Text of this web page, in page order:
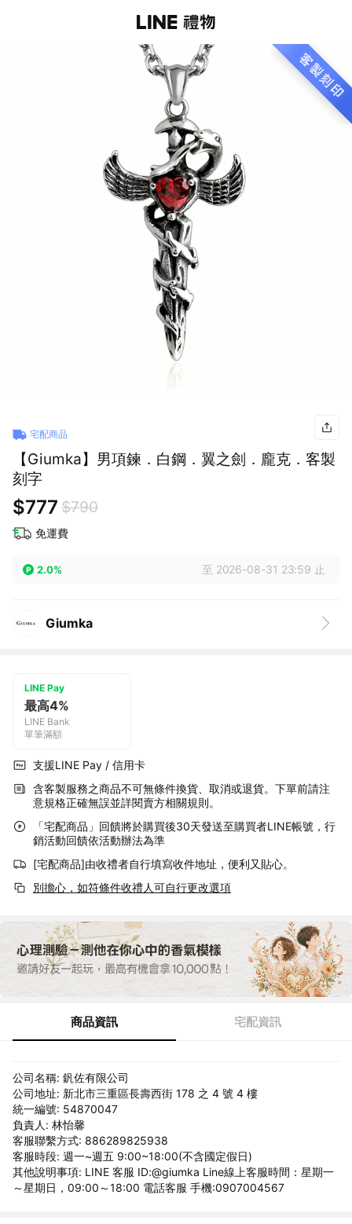
宅配商品
【Giumka】男項鍊．白鋼．翼之劍．龐克．客製
刻字
$777 $790
免運費
2.0% 至 2026-08-31 23:59 止
Giumka
LINE Pay
最高4%
LINE Bank
單筆滿額
支援LINE Pay / 信用卡
含客製服務之商品不可無條件換貨、取消或退貨。下單前請注
意規格正確無誤並詳閱賣方相關規則。
「宅配商品」回饋將於購買後30天發送至購買者LINE帳號，行
銷活動回饋依活動辦法為準
[宅配商品]由收禮者自行填寫收件地址，便利又貼心。
別擔心，如符條件收禮人可自行更改選項
商品資訊 宅配資訊
公司名稱: 釩佐有限公司
公司地址: 新北市三重區長壽西街 178 之 4 號 4 樓
統一編號: 54870047
負責人: 林怡馨
客服聯繫方式: 886289825938
客服時段: 週一~週五 9:00~18:00(不含國定假日)
其他說明事項: LINE 客服 ID:@giumka Line線上客服時間：星期一
～星期日，09:00～18:00 電話客服 手機:0907004567